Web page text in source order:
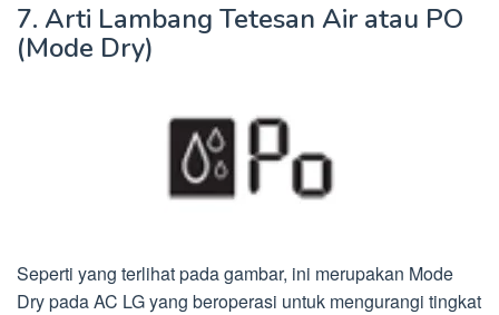
7. Arti Lambang Tetesan Air atau PO
(Mode Dry)
Seperti yang terlihat pada gambar, ini merupakan Mode
Dry pada AC LG yang beroperasi untuk mengurangi tingkat